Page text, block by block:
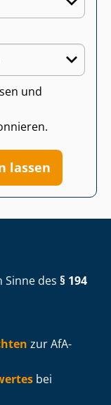
und
lassen
Sinne des § 194
zur AfA-
bei